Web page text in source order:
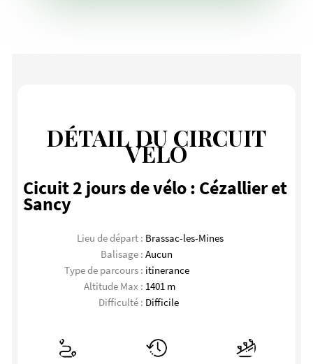
DÉTAIL DU CIRCUIT
VÉLO
Cicuit 2 jours de vélo : Cézallier et
Sancy
Lieu de départ : Brassac-les-Mines
Balisage : Aucun
Type de parcours : itinerance
Altitude Max : 1401 m
Difficulté : Difficile